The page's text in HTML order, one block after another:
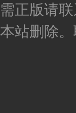
需正版请
本站删除